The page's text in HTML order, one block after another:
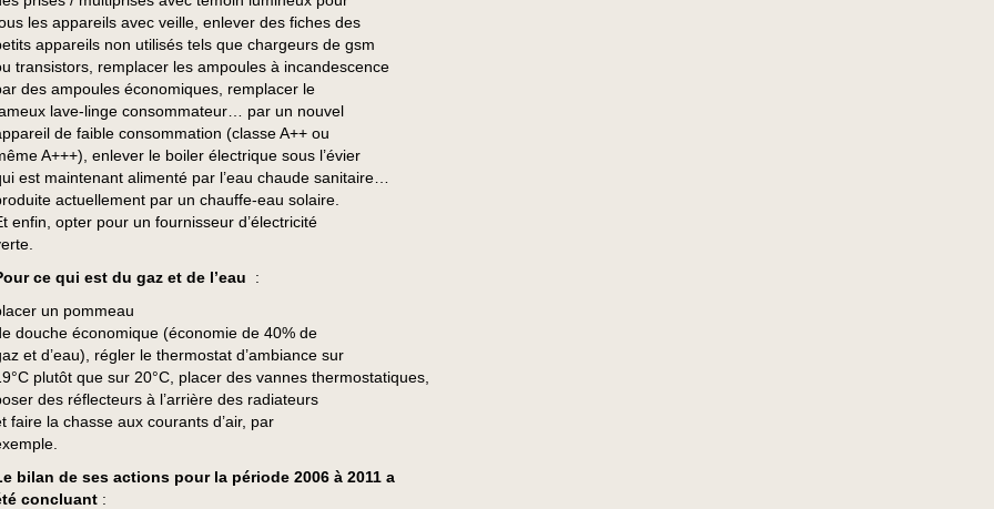
les appareils avec veille, enlever des fiches des
appareils non utilisés tels que chargeurs de gsm
transistors, remplacer les ampoules à incandescence
des ampoules économiques, remplacer le
lave-linge consommateur… par un nouvel
de faible consommation (classe A++ ou
A+++), enlever le boiler électrique sous l’évier
est maintenant alimenté par l’eau chaude sanitaire…
actuellement par un chauffe-eau solaire.
enfin, opter pour un fournisseur d’électricité
ce qui est du gaz et de l’eau
:
un pommeau
douche économique (économie de 40% de
et d’eau), régler le thermostat d’ambiance sur
plutôt que sur 20°C, placer des vannes thermostatiques,
des réflecteurs à l’arrière des radiateurs
faire la chasse aux courants d’air, par
bilan de ses actions pour la période 2006 à 2011 a
concluant :